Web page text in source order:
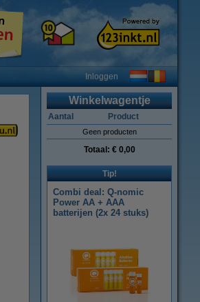
Inloggen
Winkelwagentje
Aantal Product
Geen producten
Totaal: € 0,00
Tip!
Combi deal: Q-nomic
Power AA + AAA
batterijen (2x 24 stuks)